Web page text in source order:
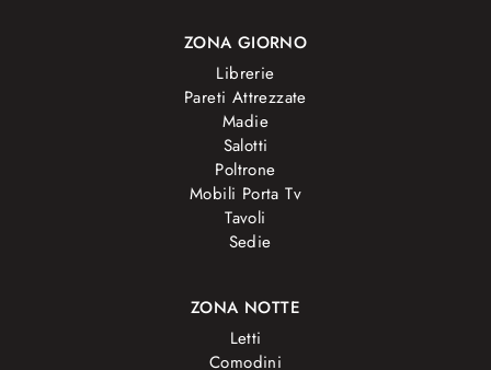
ZONA GIORNO
Librerie
Pareti Attrezzate
Madie
Salotti
Poltrone
Mobili Porta Tv
Tavoli
Sedie
ZONA NOTTE
Letti
Comodini